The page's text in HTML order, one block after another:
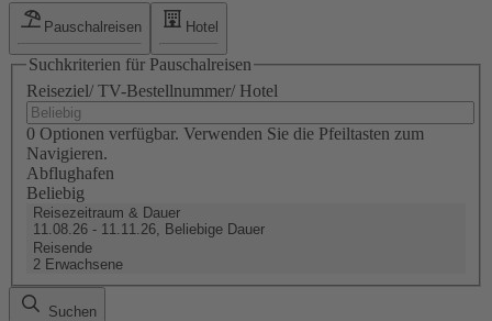
Pauschalreisen Hotel
Suchkriterien für Pauschalreisen
Reiseziel/ TV-Bestellnummer/ Hotel
0 Optionen verfügbar. Verwenden Sie die Pfeiltasten zum
Navigieren.
Abflughafen
Beliebig
Reisezeitraum & Dauer
11.08.26 - 11.11.26, Beliebige Dauer
Reisende
2 Erwachsene
Suchen